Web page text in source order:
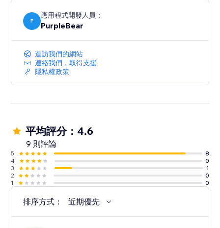
P
應用程式開發人員：
PurpleBear
造訪我們的網站
連絡我們，取得支援
隱私權政策
平均評分：4.6
9 則評論
5
8
4
0
3
1
2
0
1
0
排序方式： 近期優先